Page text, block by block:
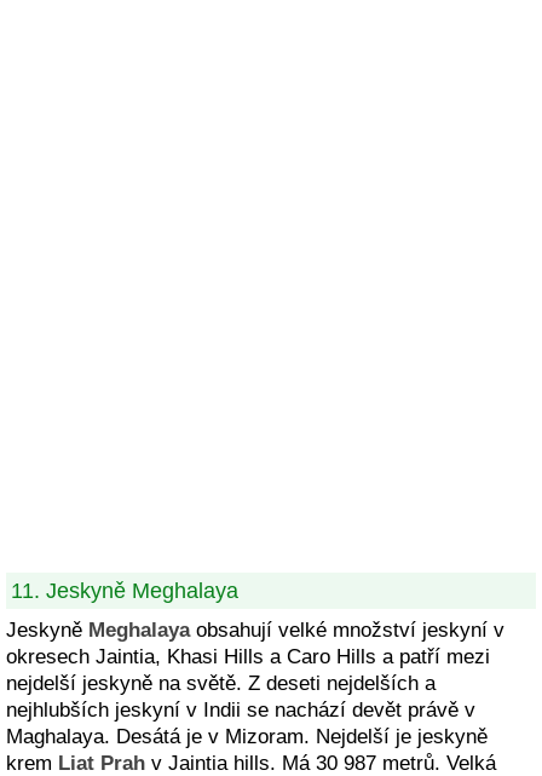
11. Jeskyně Meghalaya
Jeskyně Meghalayaobsahují velké množství jeskyní v
okresech Jaintia, Khasi Hills a Caro Hills a patří mezi
nejdelší jeskyně na světě. Z deseti nejdelších a
nejhlubších jeskyní v Indii se nachází devět právě v
Maghalaya. Desátá je v Mizoram. Nejdelší je jeskyně
krem Liat Prah v Jaintia hills. Má 30 987 metrů. Velká